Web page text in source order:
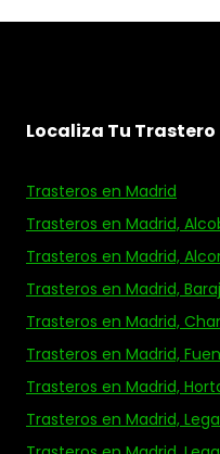
Localiza Tu Trastero
Trasteros en Madrid
Trasteros en Madrid,
Trasteros en Madrid,
Trasteros en Madrid,
Trasteros en Madrid,
Trasteros en Madrid,
Trasteros en Madrid,
Trasteros en Madrid,